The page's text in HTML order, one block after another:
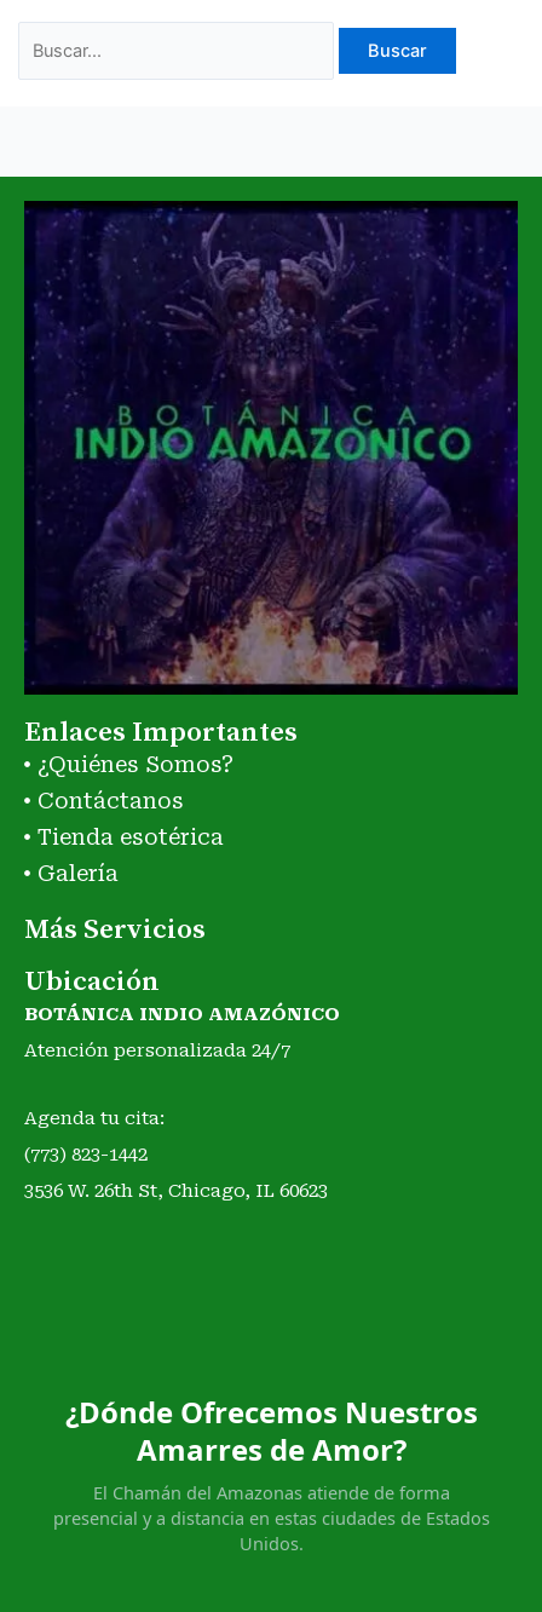
Enlaces Importantes
¿Quiénes Somos?
Contáctanos
Tienda esotérica
Galería
Más Servicios
Ubicación
BOTÁNICA INDIO AMAZÓNICO
Atención personalizada 24/7
Agenda tu cita:
(773) 823-1442
3536 W. 26th St, Chicago, IL 60623
¿Dónde Ofrecemos Nuestros
Amarres de Amor?
El Chamán del Amazonas atiende de forma
presencial y a distancia en estas ciudades de Estados
Unidos.